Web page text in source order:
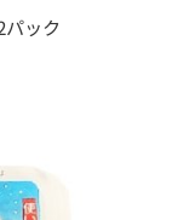
ック